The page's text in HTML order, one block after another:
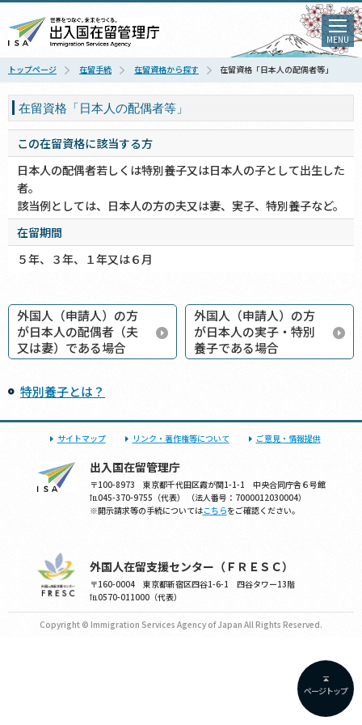
MENU
トップページ 在留手続 在留資格から探す 在留資格「日本人の配偶者等」
在留資格「日本人の配偶者等」
この在留資格に該当する方
日本人の配偶者若しくは特別養子又は日本人の子として出生した
者。
該当例としては、日本人の方の夫又は妻、実子、特別養子など。
在留期間
５年、３年、１年又は６月
外国人（申請人）の方
が日本人の配偶者（夫
又は妻）である場合
外国人（申請人）の方
が日本人の実子・特別
養子である場合
特別養子とは？
ページトップ
サイトマップ リンク・著作権等について ご意見・情報提供
出入国在留管理庁
〒100-8973 東京都千代田区霞が関1-1-1 中央合同庁舎６号館
℡045-370-9755（代表） （法人番号：7000012030004）
※開示請求等の手続についてはこちらをご確認ください。
外国人在留支援センター（ＦＲＥＳＣ）
〒160-0004 東京都新宿区四谷1-6-1 四谷タワー13階
℡0570-011000（代表）
Copyright © Immigration Services Agency of Japan All Rights Reserved.